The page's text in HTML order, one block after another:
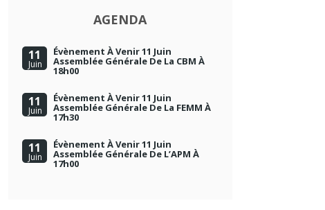
AGENDA
11
Juin
Évènement À Venir 11 Juin
Assemblée Générale De La CBM À
18h00
11
Juin
Évènement À Venir 11 Juin
Assemblée Générale De La FEMM À
17h30
11
Juin
Évènement À Venir 11 Juin
Assemblée Générale De L’APM À
17h00